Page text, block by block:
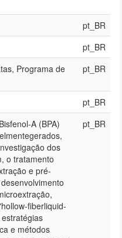
pt_BR
pt_BR
Programa de
pt_BR
pt_BR
A (BPA)
dos
o tratamento
e pré-
fiberliquid-
e métodos
pt_BR